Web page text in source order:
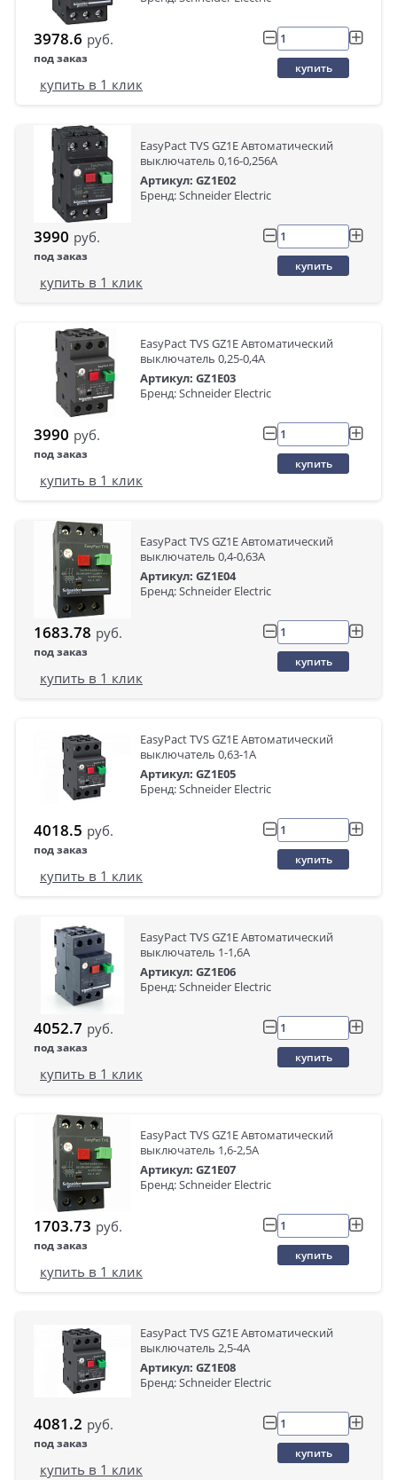
3978.6 руб.
под заказ
купить
купить в 1 клик
EasyPact TVS GZ1E Автоматический
выключатель 0,16-0,256A
Артикул: GZ1E02
Бренд: Schneider Electric
3990 руб.
под заказ
купить
купить в 1 клик
EasyPact TVS GZ1E Автоматический
выключатель 0,25-0,4A
Артикул: GZ1E03
Бренд: Schneider Electric
3990 руб.
под заказ
купить
купить в 1 клик
EasyPact TVS GZ1E Автоматический
выключатель 0,4-0,63A
Артикул: GZ1E04
Бренд: Schneider Electric
1683.78 руб.
под заказ
купить
купить в 1 клик
EasyPact TVS GZ1E Автоматический
выключатель 0,63-1A
Артикул: GZ1E05
Бренд: Schneider Electric
4018.5 руб.
под заказ
купить
купить в 1 клик
EasyPact TVS GZ1E Автоматический
выключатель 1-1,6A
Артикул: GZ1E06
Бренд: Schneider Electric
4052.7 руб.
под заказ
купить
купить в 1 клик
EasyPact TVS GZ1E Автоматический
выключатель 1,6-2,5A
Артикул: GZ1E07
Бренд: Schneider Electric
1703.73 руб.
под заказ
купить
купить в 1 клик
EasyPact TVS GZ1E Автоматический
выключатель 2,5-4A
Артикул: GZ1E08
Бренд: Schneider Electric
4081.2 руб.
под заказ
купить
купить в 1 клик